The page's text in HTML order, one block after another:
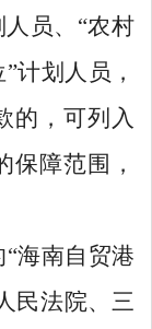
员、 “农村
”计划人员，
的，可列入
保障范围 ，
“海南自贸港
民法院、三